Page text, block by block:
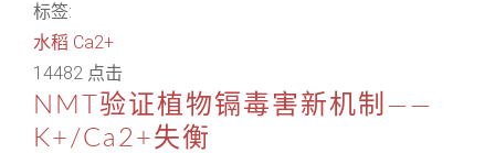
标签:
水稻 Ca2+
14482 点击
NMT验证植物镉毒害新机制——
K+/Ca2+失衡